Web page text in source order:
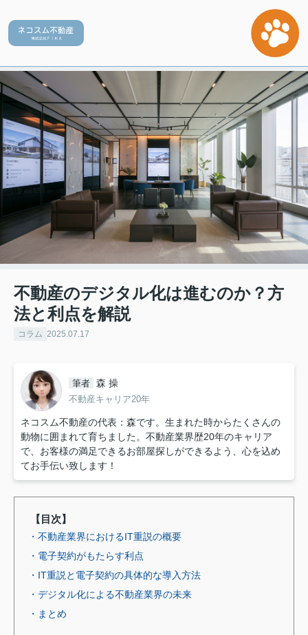
不動産のデジタル化は進むのか？方
法と利点を解説
コラム 2025.07.17
筆者 森 操
不動産キャリア20年
ネコスム不動産の代表：森です。生まれた時からたくさんの
動物に囲まれて育ちました。不動産業界歴20年のキャリア
で、お客様の満足できるお部屋探しができるよう、心を込め
てお手伝い致します！
【目次】
・不動産業界におけるIT重説の概要
・電子契約がもたらす利点
・IT重説と電子契約の具体的な導入方法
・デジタル化による不動産業界の未来
・まとめ